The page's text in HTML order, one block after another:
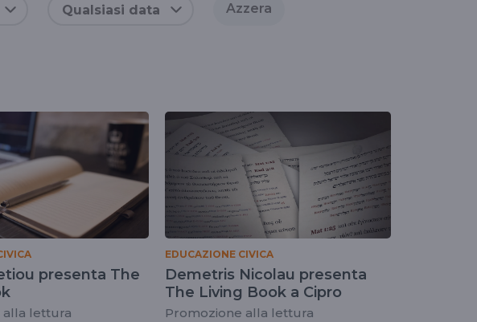
Qualsiasi data Azzera
presenta The
alla lettura
EDUCAZIONE CIVICA
Demetris Nicolau presenta
The Living Book a Cipro
Promozione alla lettura